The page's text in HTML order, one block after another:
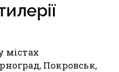
містах
Покровськ,